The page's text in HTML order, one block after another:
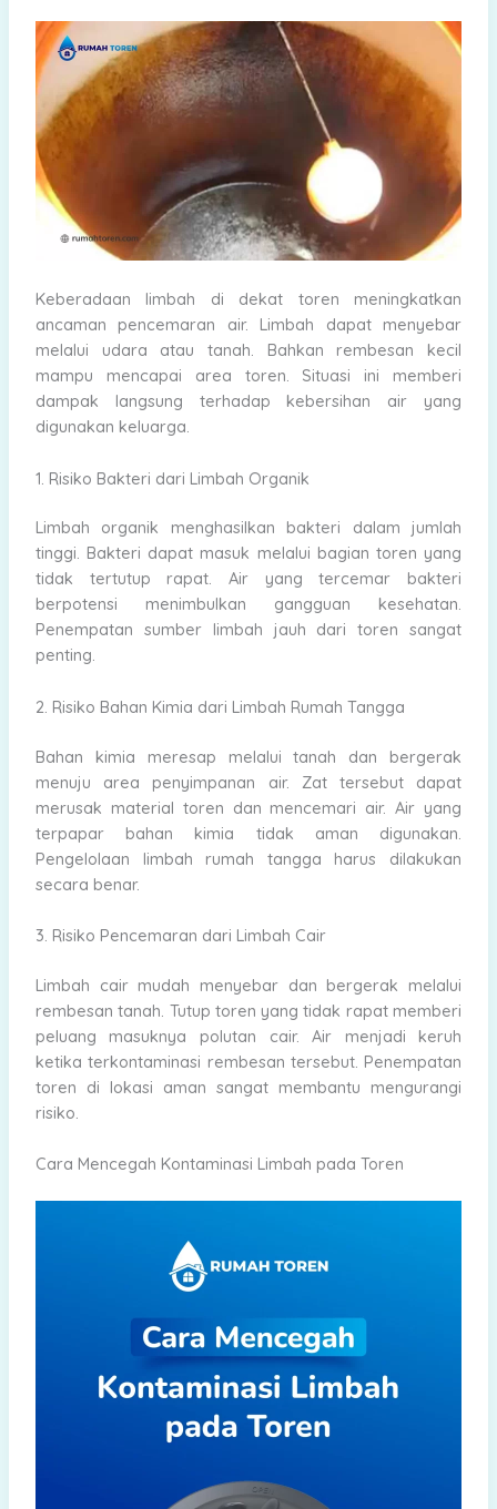
Keberadaan limbah di dekat toren meningkatkan
ancaman pencemaran air. Limbah dapat menyebar
melalui udara atau tanah. Bahkan rembesan kecil
mampu mencapai area toren. Situasi ini memberi
dampak langsung terhadap kebersihan air yang
digunakan keluarga.
1. Risiko Bakteri dari Limbah Organik
Limbah organik menghasilkan bakteri dalam jumlah
tinggi. Bakteri dapat masuk melalui bagian toren yang
tidak tertutup rapat. Air yang tercemar bakteri
berpotensi menimbulkan gangguan kesehatan.
Penempatan sumber limbah jauh dari toren sangat
penting.
2. Risiko Bahan Kimia dari Limbah Rumah Tangga
Bahan kimia meresap melalui tanah dan bergerak
menuju area penyimpanan air. Zat tersebut dapat
merusak material toren dan mencemari air. Air yang
terpapar bahan kimia tidak aman digunakan.
Pengelolaan limbah rumah tangga harus dilakukan
secara benar.
3. Risiko Pencemaran dari Limbah Cair
Limbah cair mudah menyebar dan bergerak melalui
rembesan tanah. Tutup toren yang tidak rapat memberi
peluang masuknya polutan cair. Air menjadi keruh
ketika terkontaminasi rembesan tersebut. Penempatan
toren di lokasi aman sangat membantu mengurangi
risiko.
Cara Mencegah Kontaminasi Limbah pada Toren